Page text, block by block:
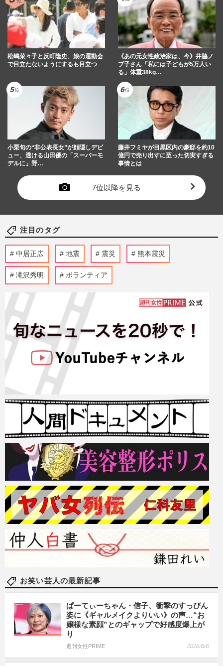
松嶋菜々子と反町隆史、娘の運動会
で目立たないようにするも目立つ
《あの元女性政治家は、今》井脇ノ
ブ子さん「私には子どもが5万人い
る」体重38kg…
小栗旬の“非公表長女”が顔隠しデビ
ュー、透ける山田優の「スーパーモ
デルに」野…
藤井フミヤが目黒区内の豪邸を約10
億円で売り出すに至った切実すぎる
事情とは
7位以降を見る
注目のタグ
中居正広 地震 震災 熊本震災
滝沢秀明 ボランティア
お笑い芸人の最新記事
ぱーてぃーちゃん・信子、衝撃のすっぴん
姿に《ギャルメイクよりいい》の声…“お
嬢様な素顔”とのギャップで好感度爆上が
り
週刊女性PRIME 2026/8/6